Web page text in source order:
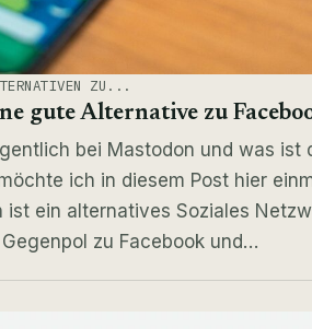
ZU...
gute Alternative zu
bei Mastodon und was ist
ich in diesem Post hier
ist ein alternatives Soziales
zu Facebook und…